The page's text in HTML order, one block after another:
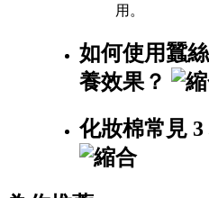
用。
如何使用蠶
養效果？
化妝棉常見